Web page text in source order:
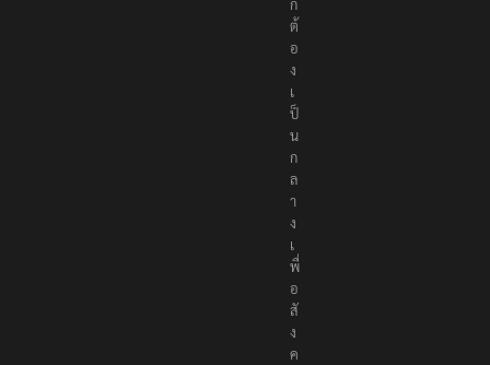
ก
ต้
อ
ง
เ
ป็
น
ก
ล
า
ง
เ
พื่
อ
สั
ง
ค